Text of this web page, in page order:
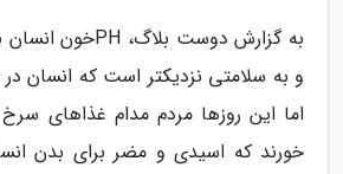
و به سلامتی نزدیکتر است که انسان
اما این روزها مردم مدام غذاهای
خورند که اسیدی و مضر برای بدن